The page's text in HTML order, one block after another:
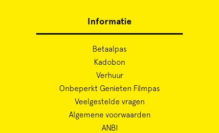
Informatie
Betaalpas
Kadobon
Verhuur
Onbeperkt Genieten Filmpas
Veelgestelde vragen
Algemene voorwaarden
ANBI